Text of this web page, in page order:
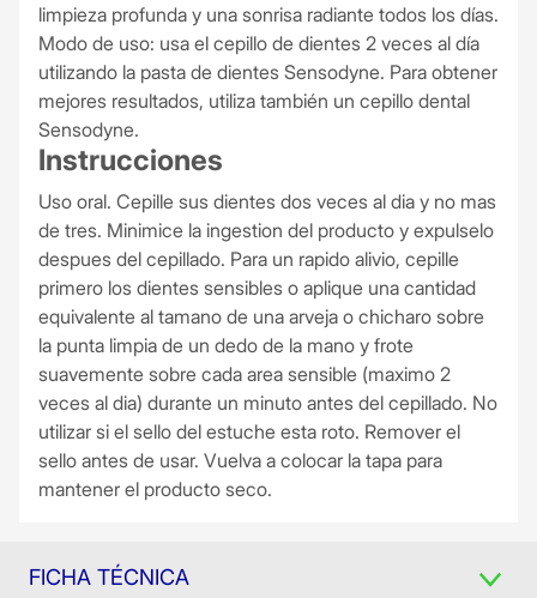
limpieza profunda y una sonrisa radiante todos los días.
Modo de uso: usa el cepillo de dientes 2 veces al día
utilizando la pasta de dientes Sensodyne. Para obtener
mejores resultados, utiliza también un cepillo dental
Sensodyne.
Instrucciones
Uso oral. Cepille sus dientes dos veces al dia y no mas
de tres. Minimice la ingestion del producto y expulselo
despues del cepillado. Para un rapido alivio, cepille
primero los dientes sensibles o aplique una cantidad
equivalente al tamano de una arveja o chicharo sobre
la punta limpia de un dedo de la mano y frote
suavemente sobre cada area sensible (maximo 2
veces al dia) durante un minuto antes del cepillado. No
utilizar si el sello del estuche esta roto. Remover el
sello antes de usar. Vuelva a colocar la tapa para
mantener el producto seco.
FICHA TÉCNICA